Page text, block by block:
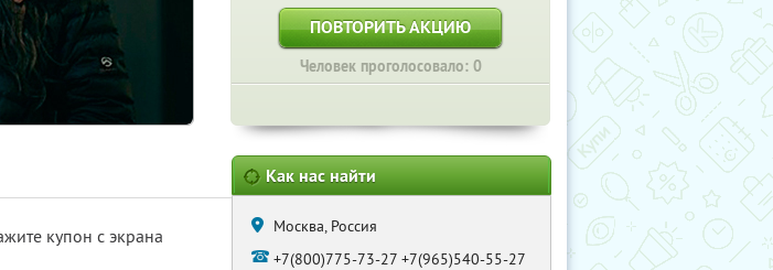
ПОВТОРИТЬ АКЦИЮ
Человек проголосовало: 0
купон с экрана
Как нас найти
Москва, Россия
+7(800)775-73-27 +7(965)540-55-27